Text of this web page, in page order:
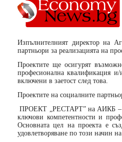
Изпълнителният директор на
партньори за реализацията на
Проектите ще осигурят
професионална квалификация
включени в заетост след това.
Проектите на социалните
ПРОЕКТ „РЕСТАРТ” на АИКБ –
ключови компетентности и
Основната цел на проекта е
удовлетворяване по този начин